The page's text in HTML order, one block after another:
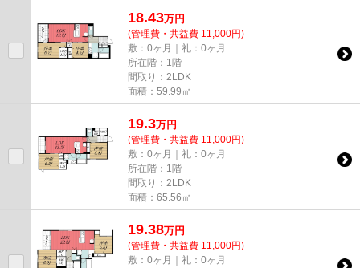
18.43万円
(管理費・共益費 11,000円)
敷：0ヶ月｜礼：0ヶ月
所在階：1階
間取り：2LDK
面積：59.99㎡
19.3万円
(管理費・共益費 11,000円)
敷：0ヶ月｜礼：0ヶ月
所在階：1階
間取り：2LDK
面積：65.56㎡
19.38万円
(管理費・共益費 11,000円)
敷：0ヶ月｜礼：0ヶ月